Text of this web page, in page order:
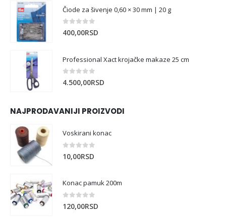
Čiode za šivenje 0,60 × 30 mm | 20 g
0 out of 5
400,00RSD
Professional Xact krojačke makaze 25 cm
0 out of 5
4.500,00RSD
NAJPRODAVANIJI PROIZVODI
Voskirani konac
0 out of 5
10,00RSD
Konac pamuk 200m
0 out of 5
120,00RSD